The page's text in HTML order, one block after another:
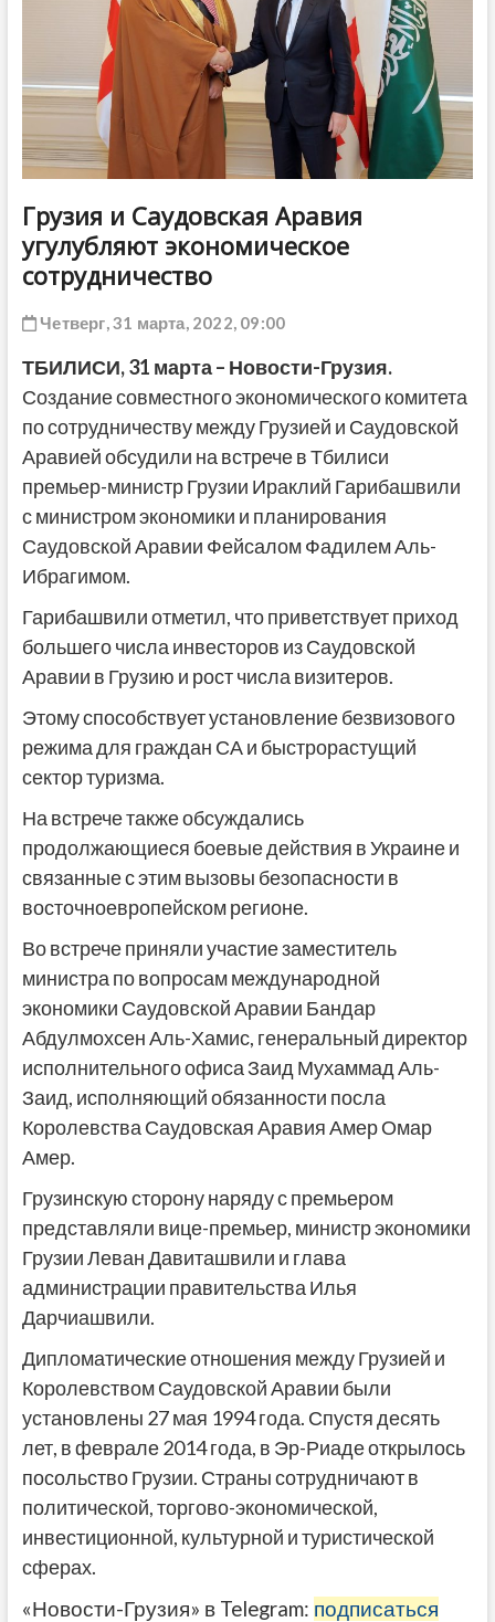
Грузия и Саудовская Аравия
угулубляют экономическое
сотрудничество
Четверг, 31 марта, 2022, 09:00
ТБИЛИСИ, 31 марта – Новости-Грузия.
Создание совместного экономического комитета
по сотрудничеству между Грузией и Саудовской
Аравией обсудили на встрече в Тбилиси
премьер-министр Грузии Ираклий Гарибашвили
с министром экономики и планирования
Саудовской Аравии Фейсалом Фадилем Аль-
Ибрагимом.
Гарибашвили отметил, что приветствует приход
большего числа инвесторов из Саудовской
Аравии в Грузию и рост числа визитеров.
Этому способствует установление безвизового
режима для граждан СА и быстрорастущий
сектор туризма.
На встрече также обсуждались
продолжающиеся боевые действия в Украине и
связанные с этим вызовы безопасности в
восточноевропейском регионе.
Во встрече приняли участие заместитель
министра по вопросам международной
экономики Саудовской Аравии Бандар
Абдулмохсен Аль-Хамис, генеральный директор
исполнительного офиса Заид Мухаммад Аль-
Заид, исполняющий обязанности посла
Королевства Саудовская Аравия Амер Омар
Амер.
Грузинскую сторону наряду с премьером
представляли вице-премьер, министр экономики
Грузии Леван Давиташвили и глава
администрации правительства Илья
Дарчиашвили.
Дипломатические отношения между Грузией и
Королевством Саудовской Аравии были
установлены 27 мая 1994 года. Спустя десять
лет, в феврале 2014 года, в Эр-Риаде открылось
посольство Грузии. Страны сотрудничают в
политической, торгово-экономической,
инвестиционной, культурной и туристической
сферах.
«Новости-Грузия» в Telegram: подписаться